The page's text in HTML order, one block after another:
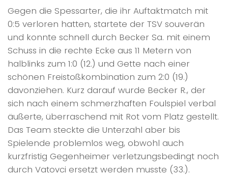
Gegen die Spessarter, die ihr Auftaktmatch mit
0:5 verloren hatten, startete der TSV souverän
und konnte schnell durch Becker Sa. mit einem
Schuss in die rechte Ecke aus 11 Metern von
halblinks zum 1:0 (12.) und Gette nach einer
schönen Freistoßkombination zum 2:0 (19.)
davonziehen. Kurz darauf wurde Becker R., der
sich nach einem schmerzhaften Foulspiel verbal
äußerte, überraschend mit Rot vom Platz gestellt.
Das Team steckte die Unterzahl aber bis
Spielende problemlos weg, obwohl auch
kurzfristig Gegenheimer verletzungsbedingt noch
durch Vatovci ersetzt werden musste (33.).